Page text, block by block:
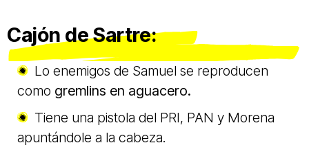
Cajón de Sartre:
Lo enemigos de Samuel se reproducen
como gremlins en aguacero.
Tiene una pistola del PRI, PAN y Morena
apuntándole a la cabeza.